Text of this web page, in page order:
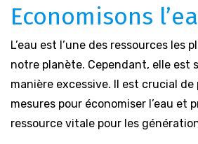
Economisons
L’eau est l’une des ressources les
notre planète. Cependant, elle est
manière excessive. Il est crucial de
mesures pour économiser l’eau et
ressource vitale pour les